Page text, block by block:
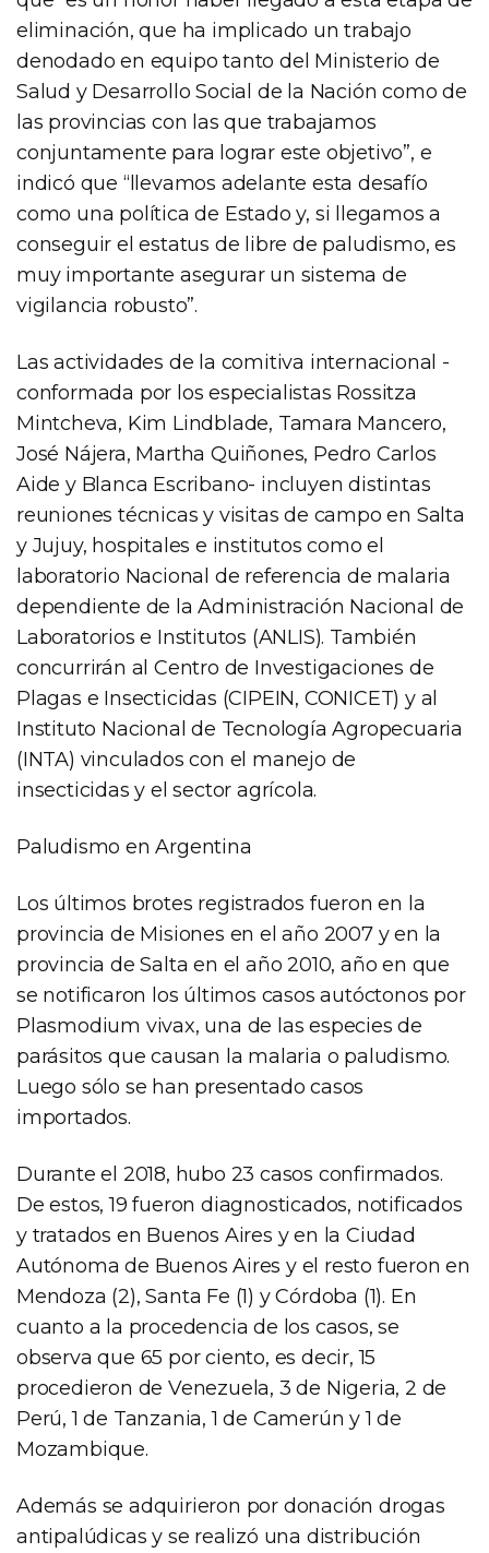
eliminación, que ha implicado un trabajo
denodado en equipo tanto del Ministerio de
Salud y Desarrollo Social de la Nación como de
las provincias con las que trabajamos
conjuntamente para lograr este objetivo”, e
indicó que “llevamos adelante esta desafío
como una política de Estado y, si llegamos a
conseguir el estatus de libre de paludismo, es
muy importante asegurar un sistema de
vigilancia robusto”.
Las actividades de la comitiva internacional -
conformada por los especialistas Rossitza
Mintcheva, Kim Lindblade, Tamara Mancero,
José Nájera, Martha Quiñones, Pedro Carlos
Aide y Blanca Escribano- incluyen distintas
reuniones técnicas y visitas de campo en Salta
y Jujuy, hospitales e institutos como el
laboratorio Nacional de referencia de malaria
dependiente de la Administración Nacional de
Laboratorios e Institutos (ANLIS). También
concurrirán al Centro de Investigaciones de
Plagas e Insecticidas (CIPEIN, CONICET) y al
Instituto Nacional de Tecnología Agropecuaria
(INTA) vinculados con el manejo de
insecticidas y el sector agrícola.
Paludismo en Argentina
Los últimos brotes registrados fueron en la
provincia de Misiones en el año 2007 y en la
provincia de Salta en el año 2010, año en que
se notificaron los últimos casos autóctonos por
Plasmodium vivax, una de las especies de
parásitos que causan la malaria o paludismo.
Luego sólo se han presentado casos
importados.
Durante el 2018, hubo 23 casos confirmados.
De estos, 19 fueron diagnosticados, notificados
y tratados en Buenos Aires y en la Ciudad
Autónoma de Buenos Aires y el resto fueron en
Mendoza (2), Santa Fe (1) y Córdoba (1). En
cuanto a la procedencia de los casos, se
observa que 65 por ciento, es decir, 15
procedieron de Venezuela, 3 de Nigeria, 2 de
Perú, 1 de Tanzania, 1 de Camerún y 1 de
Mozambique.
Además se adquirieron por donación drogas
antipalúdicas y se realizó una distribución